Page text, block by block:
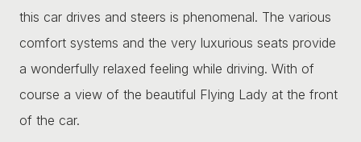
this car drives and steers is phenomenal. The various
comfort systems and the very luxurious seats provide
a wonderfully relaxed feeling while driving. With of
course a view of the beautiful Flying Lady at the front
of the car.